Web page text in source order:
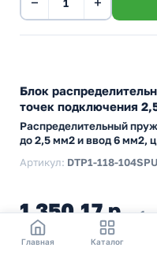
* цена указана с учетом НДС.
− +
Главная Каталог